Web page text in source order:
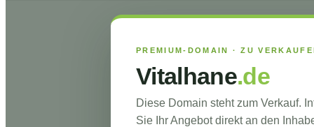
PREMIUM-DOMAIN · ZU
Vitalhane.de
Diese Domain steht zum Verkauf.
Sie Ihr Angebot direkt an den